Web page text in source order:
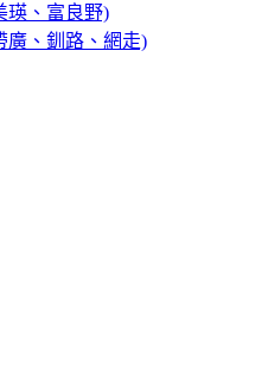
瑛、富良野)
廣、釧路、網走)